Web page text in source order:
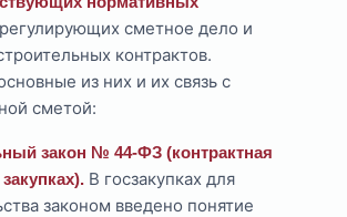
сметное дело и
контрактов.
из них и их связь с
сметой:
закон № 44-ФЗ (контрактная
В госзакупках для
законом введено понятие